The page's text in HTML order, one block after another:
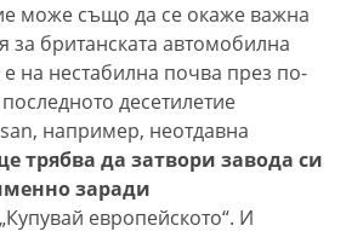
може също да се окаже важна
за британската автомобилна
е на нестабилна почва през по-
десетилетие
например, неотдавна
трябва да затвори завода си
заради
„Купувай европейското“. И